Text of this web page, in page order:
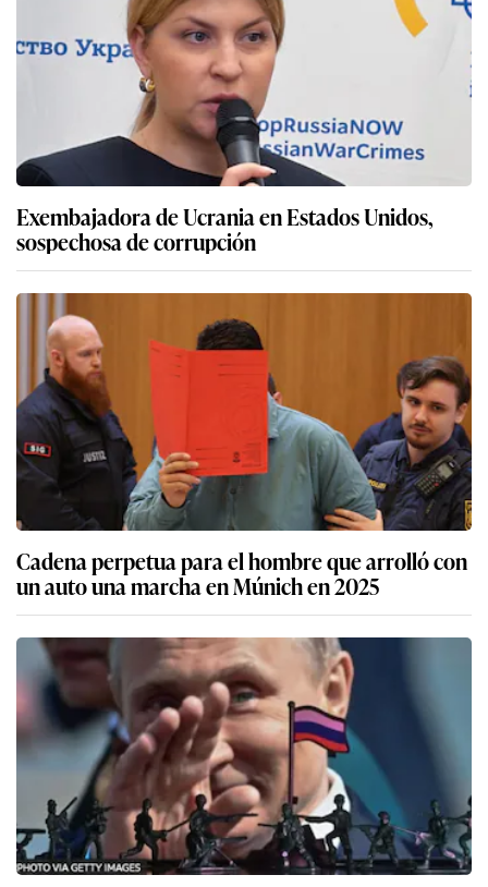
Exembajadora de Ucrania en Estados Unidos,
sospechosa de corrupción
Cadena perpetua para el hombre que arrolló con
un auto una marcha en Múnich en 2025